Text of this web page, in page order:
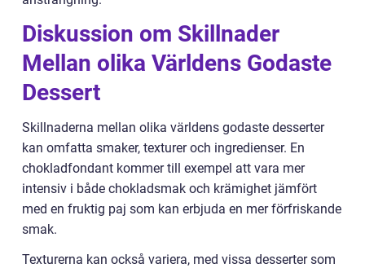
Diskussion om Skillnader
Mellan olika Världens Godaste
Dessert
Skillnaderna mellan olika världens godaste desserter
kan omfatta smaker, texturer och ingredienser. En
chokladfondant kommer till exempel att vara mer
intensiv i både chokladsmak och krämighet jämfört
med en fruktig paj som kan erbjuda en mer förfriskande
smak.
Texturerna kan också variera, med vissa desserter som